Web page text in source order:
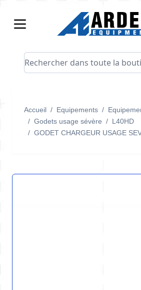
Rechercher dans toute la
Accueil / Equipements /
/ Godets usage sévère / L40HD
/ GODET CHARGEUR USAGE